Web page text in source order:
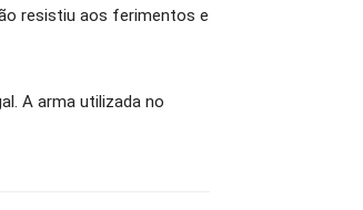
resistiu aos ferimentos e
A arma utilizada no